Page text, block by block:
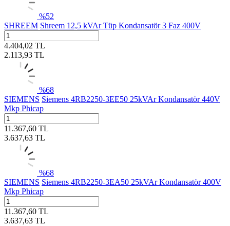
%52
SHREEM Shreem 12,5 kVAr Tüp Kondansatör 3 Faz 400V
4.404,02 TL
2.113,93 TL
%68
SIEMENS Siemens 4RB2250-3EE50 25kVAr Kondansatör 440V
Mkp Phicap
11.367,60 TL
3.637,63 TL
%68
SIEMENS Siemens 4RB2250-3EA50 25kVAr Kondansatör 400V
Mkp Phicap
11.367,60 TL
3.637,63 TL